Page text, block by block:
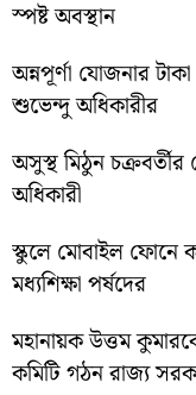
স্পষ্ট অবস্থান
অন্নপূর্ণা যোজনার
শুভেন্দু অধিকারীর
অসুস্থ মিঠুন
অধিকারী
স্কুলে মোবাইল ফোনে
মধ্যশিক্ষা পর্ষদের
মহানায়ক উত্তম
কমিটি গঠন রাজ্য